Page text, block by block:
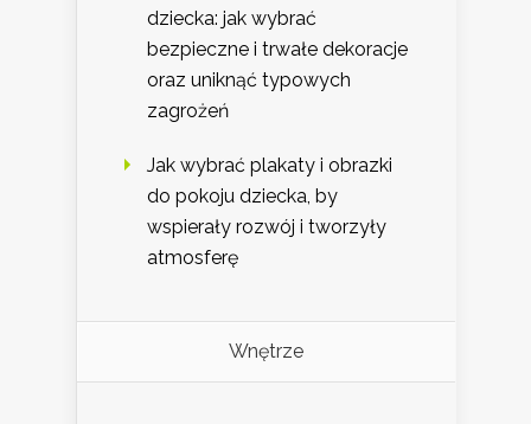
dziecka: jak wybrać
bezpieczne i trwałe dekoracje
oraz uniknąć typowych
zagrożeń
Jak wybrać plakaty i obrazki
do pokoju dziecka, by
wspierały rozwój i tworzyły
atmosferę
Wnętrze